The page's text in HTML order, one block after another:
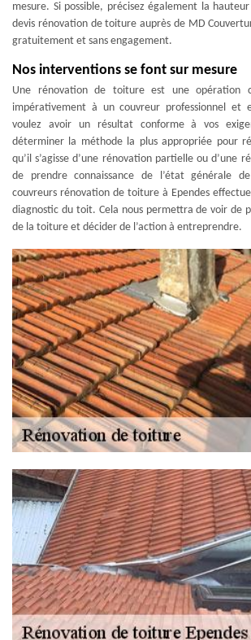
mesure. Si possible, précisez également la
devis rénovation de toiture auprès de MD
gratuitement et sans engagement.
Nos interventions se font sur mesure
Une rénovation de toiture est une opération
impérativement à un couvreur professionnel et
voulez avoir un résultat conforme à vos
déterminer la méthode la plus appropriée pour
qu’il s’agisse d’une rénovation partielle ou d’une
de prendre connaissance de l’état générale
couvreurs rénovation de toiture à Ependes
diagnostic du toit. Cela nous permettra de voir de
de la toiture et décider de l’action à entreprendre.